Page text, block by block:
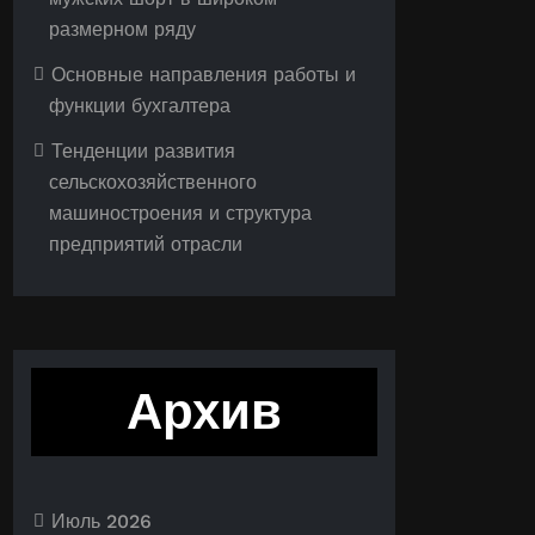
размерном ряду
Основные направления работы и
функции бухгалтера
Тенденции развития
сельскохозяйственного
машиностроения и структура
предприятий отрасли
Архив
Июль 2026